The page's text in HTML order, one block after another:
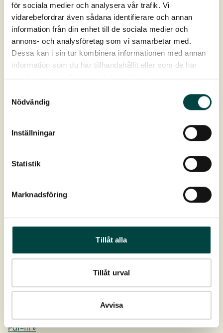
för sociala medier och analysera vår trafik. Vi
vidarebefordrar även sådana identifierare och annan
information från din enhet till de sociala medier och
annons- och analysföretag som vi samarbetar med.
Dessa kan i sin tur kombinera informationen med annan
information som du har tillhandahållit eller som de har
samlat in när du har använt deras tjänster.
Nödvändig
Inställningar
Statistik
Marknadsföring
Tillåt alla
Tillåt urval
Avvisa
.dwg »
Pdf-fil »